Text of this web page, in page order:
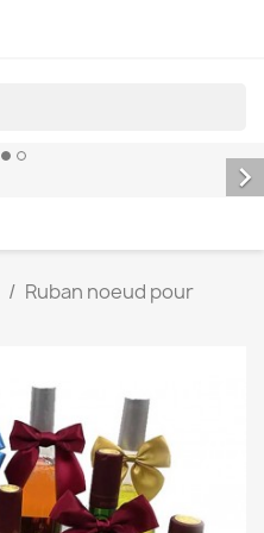

Ruban noeud pour